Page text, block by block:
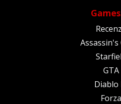
Assassin's
GTA
Diablo
Forza